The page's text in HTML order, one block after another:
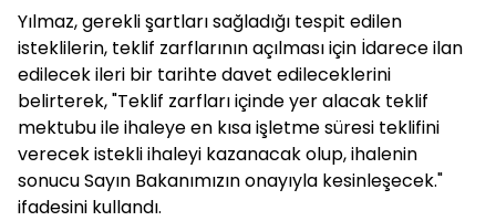
Yılmaz, gerekli şartları sağladığı tespit edilen
isteklilerin, teklif zarflarının açılması için İdarece ilan
edilecek ileri bir tarihte davet edileceklerini
belirterek, "Teklif zarfları içinde yer alacak teklif
mektubu ile ihaleye en kısa işletme süresi teklifini
verecek istekli ihaleyi kazanacak olup, ihalenin
sonucu Sayın Bakanımızın onayıyla kesinleşecek."
ifadesini kullandı.